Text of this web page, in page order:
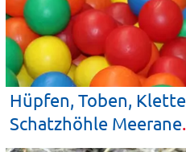
Hüpfen, Toben,
Schatzhöhle Meerane